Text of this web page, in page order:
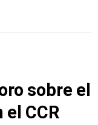
sobre el
CCR